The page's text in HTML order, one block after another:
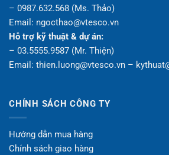
– 0987.632.568 (Ms. Thảo)
Email: ngocthao@vtesco.vn
Hỗ trợ kỹ thuật & dự án:
– 03.5555.9587 (Mr. Thiện)
Email: thien.luong@vtesco.vn –
CHÍNH SÁCH CÔNG TY
Hướng dẫn mua hàng
Chính sách giao hàng